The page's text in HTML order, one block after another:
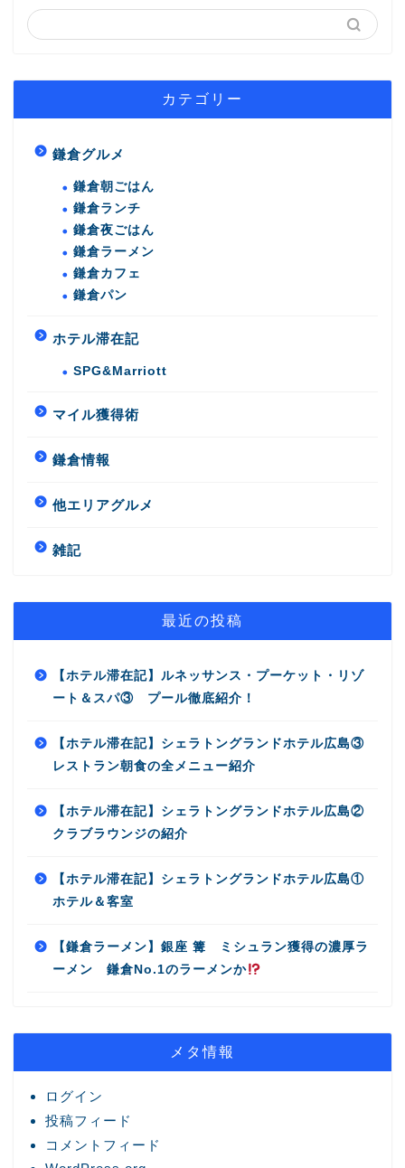
カテゴリー
鎌倉グルメ
鎌倉朝ごはん
鎌倉ランチ
鎌倉夜ごはん
鎌倉ラーメン
鎌倉カフェ
鎌倉パン
ホテル滞在記
SPG&Marriott
マイル獲得術
鎌倉情報
他エリアグルメ
雑記
最近の投稿
【ホテル滞在記】ルネッサンス・プーケット・リゾ
ート＆スパ③ プール徹底紹介！
【ホテル滞在記】シェラトングランドホテル広島③
レストラン朝食の全メニュー紹介
【ホテル滞在記】シェラトングランドホテル広島②
クラブラウンジの紹介
【ホテル滞在記】シェラトングランドホテル広島①
ホテル＆客室
【鎌倉ラーメン】銀座 篝 ミシュラン獲得の濃厚ラ
ーメン 鎌倉No.1のラーメンか
メタ情報
ログイン
投稿フィード
コメントフィード